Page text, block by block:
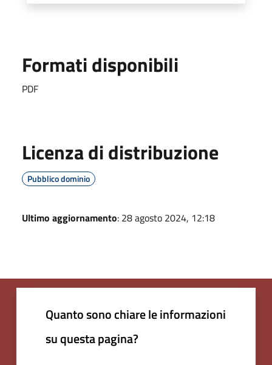
Formati disponibili
PDF
Licenza di distribuzione
Pubblico dominio
Ultimo aggiornamento: 28 agosto 2024, 12:18
Quanto sono chiare le informazioni
su questa pagina?